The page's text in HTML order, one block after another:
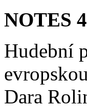
NOTES
Hudební
Dara